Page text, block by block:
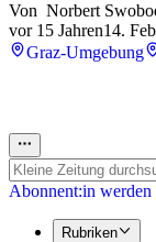
Von Norbert
vor 15 Jahren14.
Graz-Umgebung
Abonnent:in werden
Rubriken